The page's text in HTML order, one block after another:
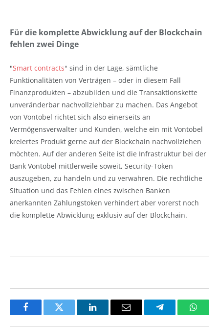
Für die komplette Abwicklung auf der Blockchain
fehlen zwei Dinge
"Smart contracts" sind in der Lage, sämtliche
Funktionalitäten von Verträgen – oder in diesem Fall
Finanzprodukten – abzubilden und die Transaktionskette
unveränderbar nachvollziehbar zu machen. Das Angebot
von Vontobel richtet sich also einerseits an
Vermögensverwalter und Kunden, welche ein mit Vontobel
kreiertes Produkt gerne auf der Blockchain nachvollziehen
möchten. Auf der anderen Seite ist die Infrastruktur bei der
Bank Vontobel mittlerweile soweit, Security-Token
auszugeben, zu handeln und zu verwahren. Die rechtliche
Situation und das Fehlen eines zwischen Banken
anerkannten Zahlungstoken verhindert aber vorerst noch
die komplette Abwicklung exklusiv auf der Blockchain.
FacebookTwitter LinkedInEmail Telegram